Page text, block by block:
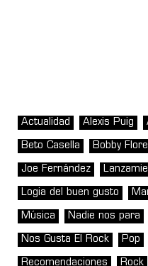
Actualidad Alexis Puig
Beto Casella Bobby
Joe Fernández
Logia del buen gusto
Música Nadie nos para
Nos Gusta El Rock Pop
Recomendaciones Rock